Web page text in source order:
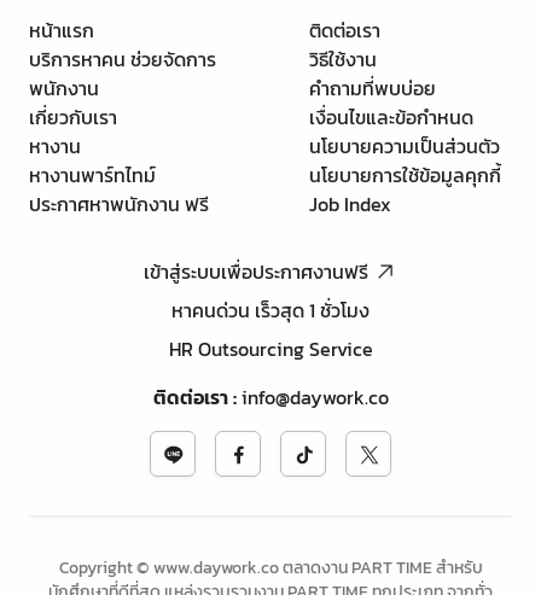
หน้าแรก
บริการหาคน ช่วยจัดการ
พนักงาน
เกี่ยวกับเรา
หางาน
หางานพาร์ทไทม์
ประกาศหาพนักงาน ฟรี
ติดต่อเรา
วิธีใช้งาน
คำถามที่พบบ่อย
เงื่อนไขและข้อกำหนด
นโยบายความเป็นส่วนตัว
นโยบายการใช้ข้อมูลคุกกี้
Job Index
เข้าสู่ระบบเพื่อประกาศงานฟรี
หาคนด่วน เร็วสุด 1 ชั่วโมง
HR Outsourcing Service
ติดต่อเรา:info@daywork.co
Copyright © www.daywork.co ตลาดงาน PART TIME สำหรับ